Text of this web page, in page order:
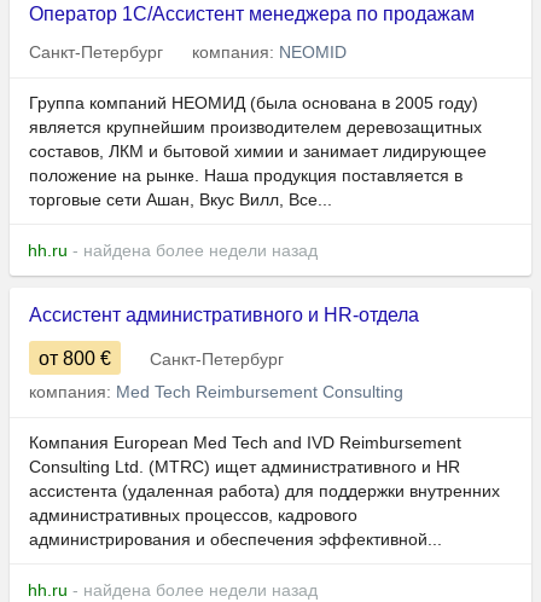
Оператор 1С/Ассистент менеджера по продажам
Санкт-Петербург компания: NEOMID
Группа компаний НЕОМИД (была основана в 2005 году)
является крупнейшим производителем деревозащитных
составов, ЛКМ и бытовой химии и занимает лидирующее
положение на рынке. Наша продукция поставляется в
торговые сети Ашан, Вкус Вилл, Все...
hh.ru - найдена более недели назад
Ассистент административного и HR-отдела
от 800 €
Санкт-Петербург
компания: Med Tech Reimbursement Consulting
Компания European Med Tech and IVD Reimbursement
Consulting Ltd. (MTRC) ищет административного и HR
ассистента (удаленная работа) для поддержки внутренних
административных процессов, кадрового
администрирования и обеспечения эффективной...
hh.ru - найдена более недели назад